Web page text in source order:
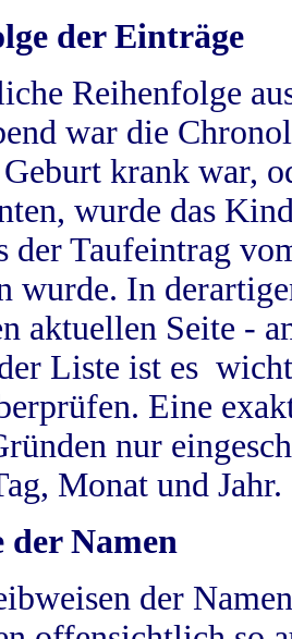
der Einträge
Reihenfolge
war die
krank war,
wurde das
der Taufeintrag
wurde. In
aktuellen Seite -
Liste ist es
Eine
nur
Monat und Jahr.
der Namen
der